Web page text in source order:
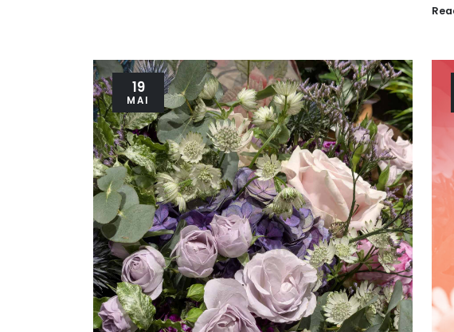
19
MAI